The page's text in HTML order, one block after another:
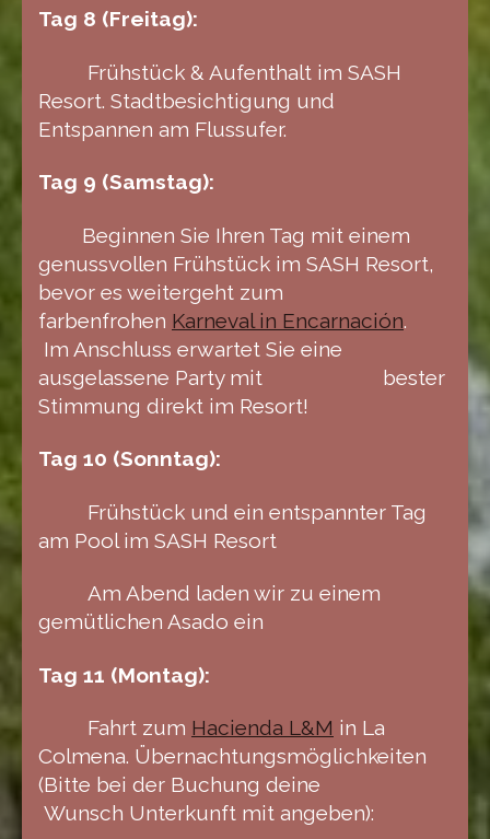
Tag 8 (Freitag):
Frühstück & Aufenthalt im SASH
Resort. Stadtbesichtigung und
Entspannen am Flussufer.
Tag 9 (Samstag):
Beginnen Sie Ihren Tag mit einem
genussvollen Frühstück im SASH Resort,
bevor es weitergeht zum
farbenfrohen Karneval in Encarnación.
Im Anschluss erwartet Sie eine
ausgelassene Party mit bester
Stimmung direkt im Resort!
Tag 10 (Sonntag):
Frühstück und ein entspannter Tag
am Pool im SASH Resort
Am Abend laden wir zu einem
gemütlichen Asado ein
Tag 11 (Montag):
Fahrt zum Hacienda L&M in La
Colmena. Übernachtungsmöglichkeiten
(Bitte bei der Buchung deine
Wunsch Unterkunft mit angeben):